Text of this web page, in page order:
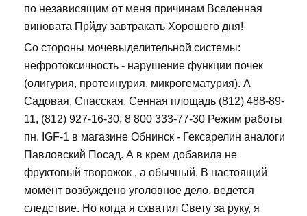
по независящим от меня причинам Вселенная
виновата Прйду завтракать Хорошего дня!
Со стороны мочевыделительной системы:
нефротоксичность - нарушение функции почек
(олигурия, протеинурия, микрогематурия). А
Садовая, Спасская, Сенная площадь (812) 488-89-
11, (812) 927-16-30, 8 800 333-77-30 Режим работы
пн. IGF-1 в магазине Обнинск - Гексарелин аналоги
Павловский Посад. А в крем добавила не
фруктовый творожок , а обычный. В настоящий
момент возбуждено уголовное дело, ведется
следствие. Но когда я схватил Свету за руку, я